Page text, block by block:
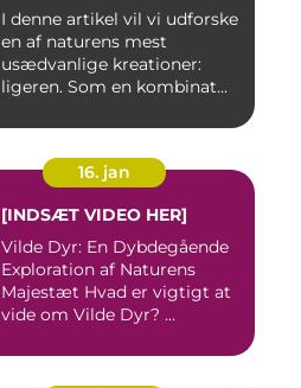
I denne artikel vil vi udforske
en af naturens mest
usædvanlige kreationer:
ligeren. Som en kombinat...
16. jan
[INDSÆT VIDEO HER]
Vilde Dyr: En Dybdegående
Exploration af Naturens
Majestæt Hvad er vigtigt at
vide om Vilde Dyr? ...